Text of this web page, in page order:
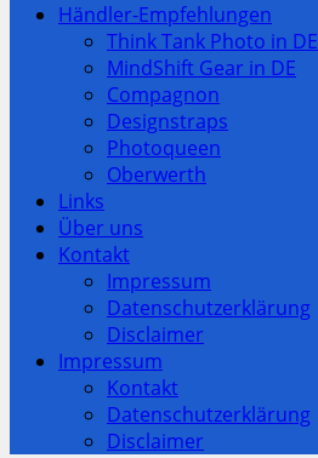
Händler-Empfehlungen
Think Tank Photo in DE
MindShift Gear in DE
Compagnon
Designstraps
Photoqueen
Oberwerth
Links
Über uns
Kontakt
Impressum
Datenschutzerklärung
Disclaimer
Impressum
Kontakt
Datenschutzerklärung
Disclaimer